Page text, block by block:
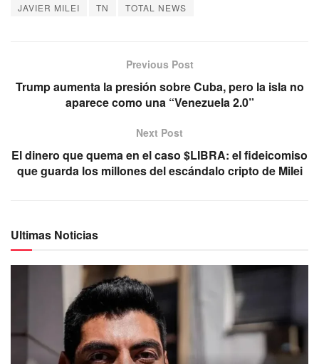
JAVIER MILEI
TN TOTAL NEWS
Previous Post
Trump aumenta la presión sobre Cuba, pero la isla no
aparece como una “Venezuela 2.0”
Next Post
El dinero que quema en el caso $LIBRA: el fideicomiso
que guarda los millones del escándalo cripto de Milei
Ultimas Noticias